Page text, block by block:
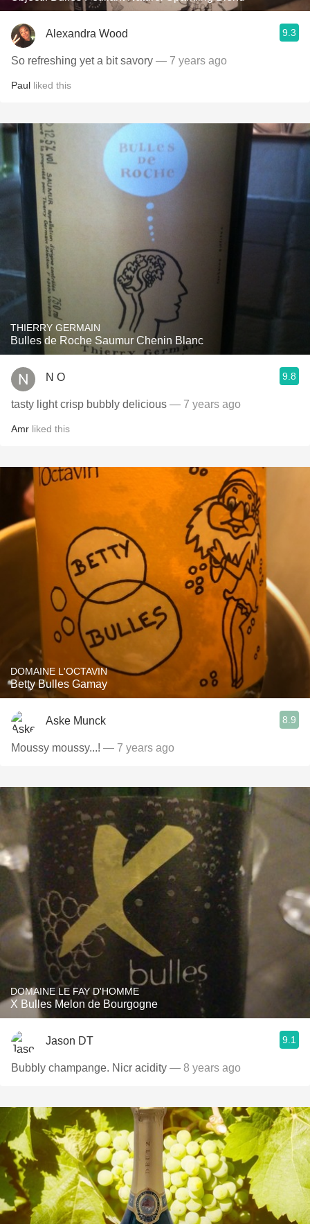
Alexandra Wood 9.3
So refreshing yet a bit savory — 7 years ago
Paul liked this
THIERRY GERMAIN
Bulles de Roche Saumur Chenin Blanc
N O 9.8
tasty light crisp bubbly delicious — 7 years ago
Amr liked this
DOMAINE L'OCTAVIN
Betty Bulles Gamay
Aske Munck 8.9
Moussy moussy...! — 7 years ago
DOMAINE LE FAY D'HOMME
X Bulles Melon de Bourgogne
Jason DT 9.1
Bubbly champange. Nicr acidity — 8 years ago